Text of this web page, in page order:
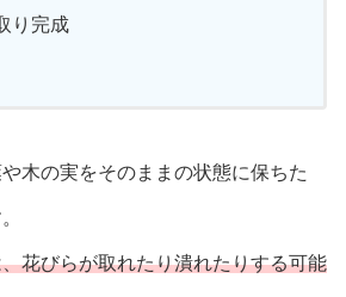
り完成
木の実をそのままの状態に保ちた
花びらが取れたり潰れたりする可能